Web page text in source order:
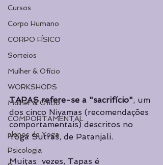
Cursos
Corpo Humano
CORPO FÍSICO
Sorteios
Mulher & Ofício
WORKSHOPS
Mulher & Ofício
COMPORTAMENTAL
planos de Yoga
Psicologia
TAPAS refere-se a "sacrifício", um
dos cinco Niyamas (recomendações
comportamentais) descritos no
Yoga Sutras, de Patanjali.
Muitas  vezes, Tapas é